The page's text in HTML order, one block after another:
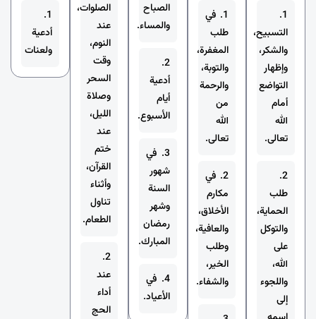
1.
التسبيح،
والشكر،
وإظهار
التواضع
أمام
الله
تعالى.
2.
طلب
الحماية،
والتوكل
على
الله،
واللجوء
إلى
1. في
طلب
المغفرة،
والتوبة،
والرحمة
من
الله
تعالى.
2. في
مكارم
الأخلاق،
والعافية،
وطلب
الخير،
والشفاء.
الصباح
والمساء.
2.
أدعية
أيام
الأسبوع.
3. في
شهور
السنة
وشهر
رمضان
المبارك.
4. في
الأعياد.
الصلوات،
عند
النوم،
وقت
السحر
وصلاة
الليل،
عند
ختم
القرآن،
وأثناء
تناول
الطعام.
2.
عند
أداء
الحج
1.
أدعية
ولعنات